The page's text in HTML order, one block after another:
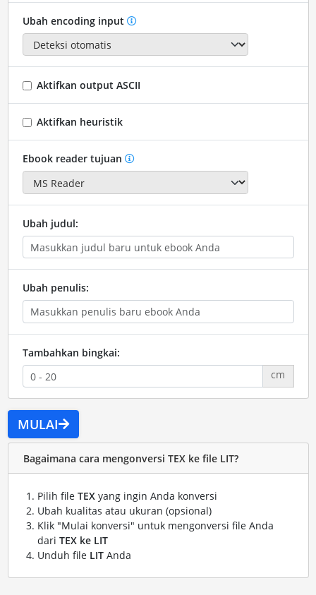
Ubah encoding input
Aktifkan output ASCII
Aktifkan heuristik
Ebook reader tujuan
Ubah judul:
Ubah penulis:
Tambahkan bingkai:
cm
MULAI
Bagaimana cara mengonversi TEX ke file LIT?
Pilih file TEXyang ingin Anda konversi
Ubah kualitas atau ukuran (opsional)
Klik "Mulai konversi" untuk mengonversi file Anda
dari TEX ke LIT
Unduh file LITAnda